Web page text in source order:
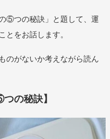
⑤つの秘訣」と題して、運
をお話します。
のがないか考えながら読ん
の秘訣】